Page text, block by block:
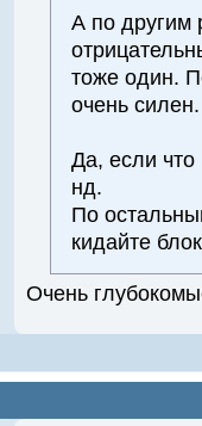
А по другим
тоже один.
очень силен.
Да, если что
нд.
По
кидайте
Очень